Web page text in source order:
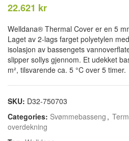
kr
Welldana® Thermal Cover er en 5
Laget av 2-lags farget polyetylen
isolasjon av bassengets
slipper sollys gjennom. Et udekket
m², tilsvarende ca. 5 °C over 5 timer.
SKU: D32-750703
Categories: Svømmebasseng ,
overdekning